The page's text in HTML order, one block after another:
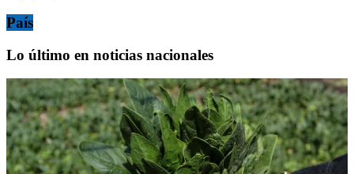
País
Lo último en noticias nacionales